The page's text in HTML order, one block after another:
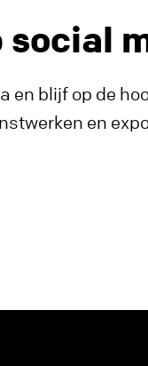
social
en blijf op de
en